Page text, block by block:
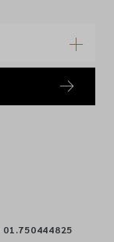
01.750444825